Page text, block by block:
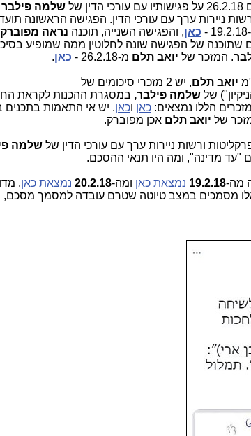
הדין של שלמה פילבר
צמרת להב 433 ורשות ניירות ערך עם עורכי הדין. הפגישה הראשונה
כאן, והפגישה השנייה, תוכנה נראה מפוברק
וגם משום שתוכנה של הפגישה שונה לחלוטין ממה שמופיע
. המזכר של יואב תלם מ-26.2.18 - כאן.
יואב תלם
, יש 2 מזכרי סיכומים של
שלשלמה פילבר, במסגרת ההכנות לקראת
כאן וכאן. יש אי התאמות בתכנים
של יואב תלם אכן מפוברק.
שלמה
"עד מדינה", ומה היו תנאי ההסכם.
מה-19.2.18 נמצאת כאן ומה-20.2.18 נמצאת כאן.
מסמכים במצב טיוטה שטרם עובדה למסמך מסכם,